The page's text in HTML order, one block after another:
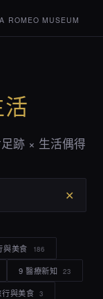
ROMEO MUSEUM
跡 × 生活偶得
✕
與美食 186
9 醫療新知 23
行與美食 3